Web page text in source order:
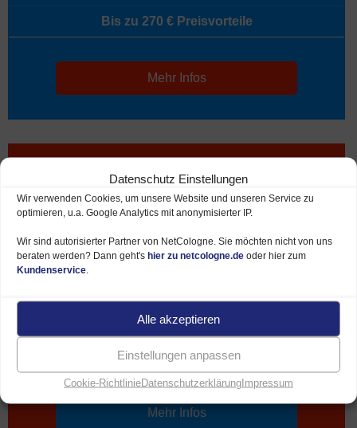
Datenschutz Einstellungen
Wir verwenden Cookies, um unsere Website und unseren Service zu
optimieren, u.a. Google Analytics mit anonymisierter IP.
Wir sind autorisierter Partner von NetCologne. Sie möchten nicht von uns
beraten werden? Dann geht's hier zu netcologne.de oder hier zum
Kundenservice
Alle akzeptieren
Einstellungen anpassen
Cookie-RichtlinieDatenschutzerklärungImpressum
Bis zu 270 € Preisvorteile
Mehr Infos
500 MBit/s
49,95 €*
Preise ab je Monat
Upload bis 50 MBit/s
Bis zu 320 € Preisvorteile
Mehr Infos